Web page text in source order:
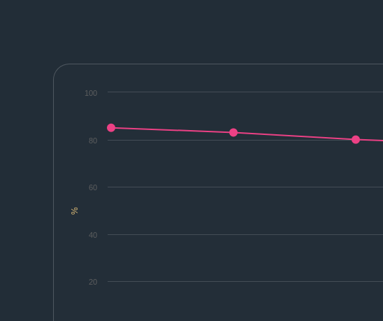
%
20
40
60
80
100